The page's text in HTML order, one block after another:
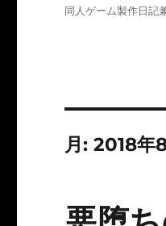
同人ゲーム製作日記
月:2018年